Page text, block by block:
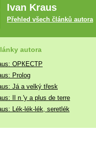
Ivan Kraus
Přehled všech článků autora
autora
ОРКЕСТР
Prolog
Já a velký třesk
Il n 'y a plus de terre
Lék-lék-lék, seretlék